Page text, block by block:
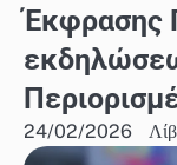
Έκφρασης
24/02/2026